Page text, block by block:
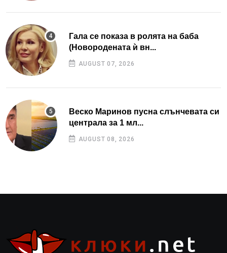
Гала се показа в ролята на баба
(Новородената ѝ вн...
AUGUST 07, 2026
Веско Маринов пусна слънчевата си
централа за 1 мл...
AUGUST 08, 2026